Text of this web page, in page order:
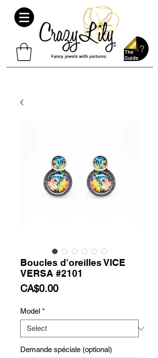
Boucles d'oreilles VICE
VERSA #2101
CA$0.00Price
Model *
Demande spéciale (optional)